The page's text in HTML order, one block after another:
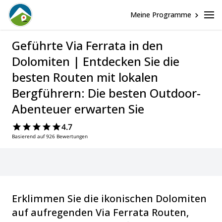
Meine Programme
Geführte Via Ferrata in den
Dolomiten | Entdecken Sie die
besten Routen mit lokalen
Bergführern: Die besten Outdoor-
Abenteuer erwarten Sie
4.7
Basierend auf 926 Bewertungen
Erklimmen Sie die ikonischen Dolomiten
auf aufregenden Via Ferrata Routen,